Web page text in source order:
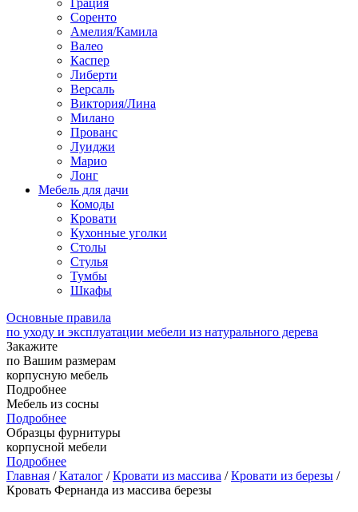
Грация
Соренто
Амелия/Камила
Валео
Каспер
Либерти
Версаль
Виктория/Лина
Милано
Прованс
Луиджи
Марио
Лонг
Мебель для дачи
Комоды
Кровати
Кухонные уголки
Столы
Стулья
Тумбы
Шкафы
Основные правила
по уходу и эксплуатации мебели из натурального дерева
Закажите
по Вашим размерам
корпусную мебель
Подробнее
Мебель из сосны
Подробнее
Образцы фурнитуры
корпусной мебели
Подробнее
Главная /Каталог /Кровати из массива /Кровати из березы /
Кровать Фернанда из массива березы